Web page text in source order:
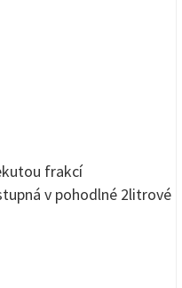
frakcí
v pohodlné 2litrové